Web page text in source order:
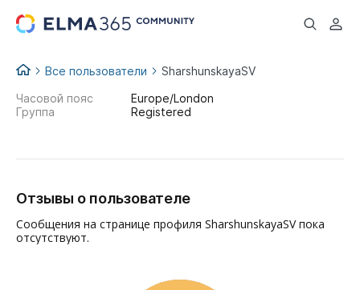
...
Все пользователи SharshunskayaSV
Часовой пояс
Europe/London
Группа
Registered
Отзывы о пользователе
Сообщения на странице профиля SharshunskayaSV пока
отсутствуют.